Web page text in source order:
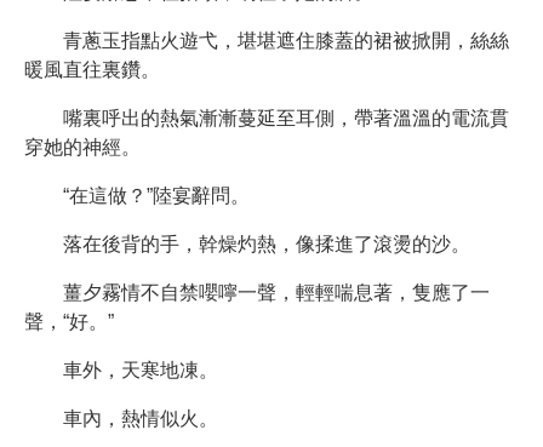
青蔥玉指點火遊弋，堪堪遮住膝蓋的裙被掀開，絲絲
暖風直往裏鑽。
嘴裏呼出的熱氣漸漸蔓延至耳側，帶著溫溫的電流貫
穿她的神經。
“在這做？”陸宴辭問。
落在後背的手，幹燥灼熱，像揉進了滾燙的沙。
薑夕霧情不自禁嚶嚀一聲，輕輕喘息著，隻應了一
聲，“好。”
車外，天寒地凍。
車內，熱情似火。